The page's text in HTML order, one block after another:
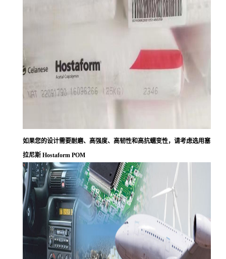
如果您的设计需要耐磨、高强度、高韧性和高抗蠕变性，请考虑选用塞
拉尼斯 Hostaform POM